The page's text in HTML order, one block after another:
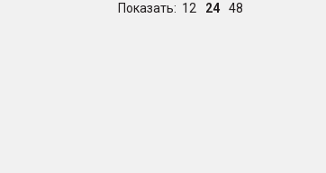
Показать: 12 24 48